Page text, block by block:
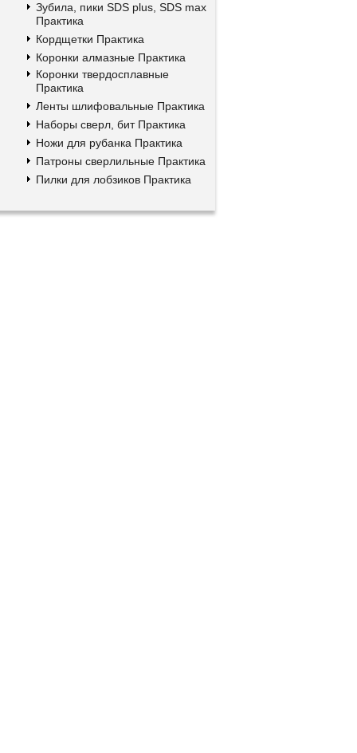
Зубила, пики SDS plus, SDS max
Практика
Кордщетки Практика
Коронки алмазные Практика
Коронки твердосплавные
Практика
Ленты шлифовальные Практика
Наборы сверл, бит Практика
Ножи для рубанка Практика
Патроны сверлильные Практика
Пилки для лобзиков Практика